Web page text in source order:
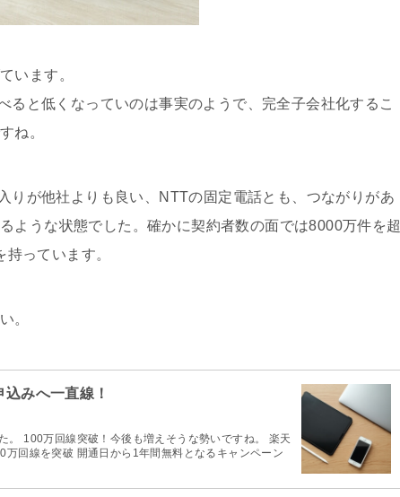
います。
と低くなっていのは事実のようで、完全子会社化するこ
ね。
りが他社よりも良い、NTTの固定電話とも、つながりがあ
ような状態でした。確かに契約者数の面では8000万件を超
っています。
。
みへ一直線！
。 100万回線突破！今後も増えそうな勢いですね。 楽天
回線を突破 開通日から1年間無料となるキャンペーン